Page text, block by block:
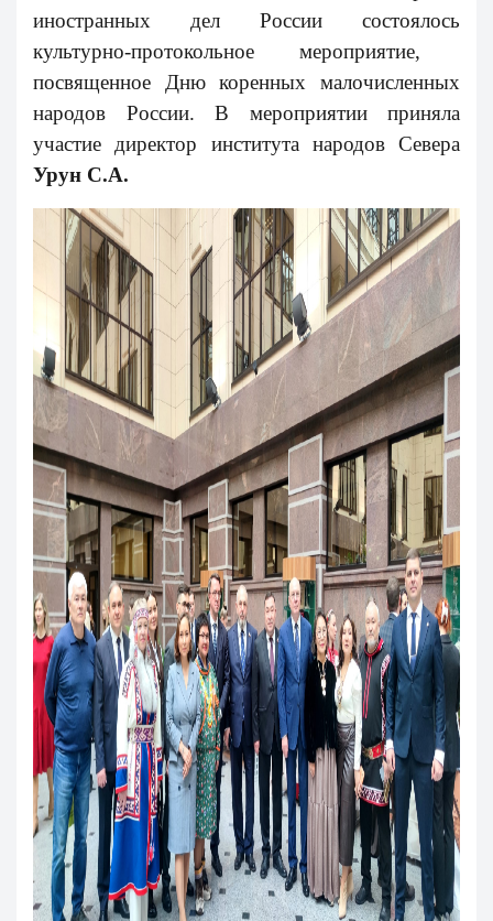
иностранных дел России состоялось
культурно-протокольное мероприятие,
посвященное Дню коренных малочисленных
народов России. В мероприятии приняла
участие директор института народов Севера
Урун С.А.